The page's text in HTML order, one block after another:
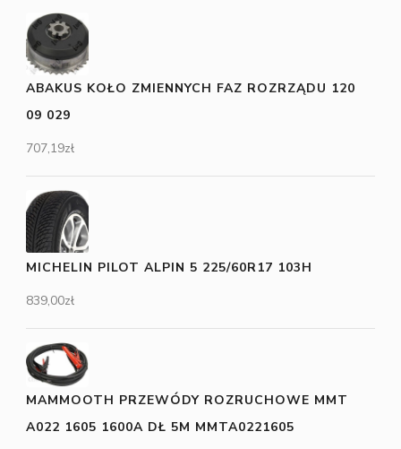
ABAKUS KOŁO ZMIENNYCH FAZ ROZRZĄDU 120
09 029
707,19zł
MICHELIN PILOT ALPIN 5 225/60R17 103H
839,00zł
MAMMOOTH PRZEWÓDY ROZRUCHOWE MMT
A022 1605 1600A DŁ 5M MMTA0221605